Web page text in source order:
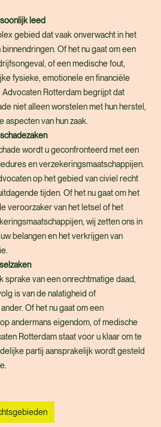
leed
gebied dat vaak onverwacht in het
Of het nu gaat om een
of een medische fout,
fysieke, emotionele en financiële
Rotterdam begrijpt dat
niet alleen worstelen met hun herstel,
aspecten van hun zaak.
wordt u geconfronteerd met een
en verzekeringsmaatschappijen.
op het gebied van civiel recht
tijden. Of het nu gaat om het
veroorzaker van het letsel of het
wij zetten ons in
belangen en het verkrijgen van
sprake van een onrechtmatige daad,
is van de nalatigheid of
Of het nu gaat om een
andermans eigendom, of medische
Rotterdam staat voor u klaar om te
partij aansprakelijk wordt gesteld